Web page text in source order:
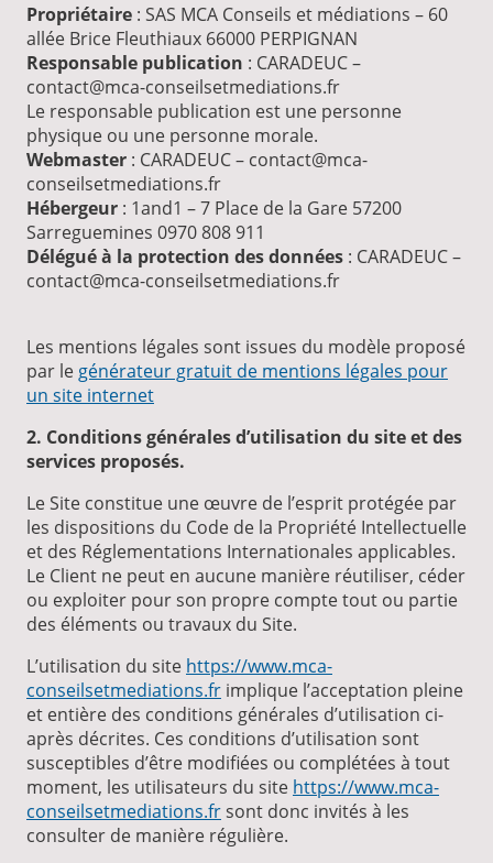
Propriétaire : SAS MCA Conseils et médiations – 60
allée Brice Fleuthiaux 66000 PERPIGNAN
Responsable publication : CARADEUC –
contact@mca-conseilsetmediations.fr
Le responsable publication est une personne
physique ou une personne morale.
Webmaster : CARADEUC – contact@mca-
conseilsetmediations.fr
Hébergeur : 1and1 – 7 Place de la Gare 57200
Sarreguemines 0970 808 911
Délégué à la protection des données : CARADEUC –
contact@mca-conseilsetmediations.fr
Les mentions légales sont issues du modèle proposé
par le générateur gratuit de mentions légales pour
un site internet
2. Conditions générales d’utilisation du site et des
services proposés.
Le Site constitue une œuvre de l’esprit protégée par
les dispositions du Code de la Propriété Intellectuelle
et des Réglementations Internationales applicables.
Le Client ne peut en aucune manière réutiliser, céder
ou exploiter pour son propre compte tout ou partie
des éléments ou travaux du Site.
L’utilisation du site https://www.mca-
conseilsetmediations.fr implique l’acceptation pleine
et entière des conditions générales d’utilisation ci-
après décrites. Ces conditions d’utilisation sont
susceptibles d’être modifiées ou complétées à tout
moment, les utilisateurs du site https://www.mca-
conseilsetmediations.frsont donc invités à les
consulter de manière régulière.